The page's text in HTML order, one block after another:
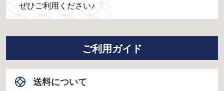
ぜひご利用ください♪
ご利用ガイド
送料について